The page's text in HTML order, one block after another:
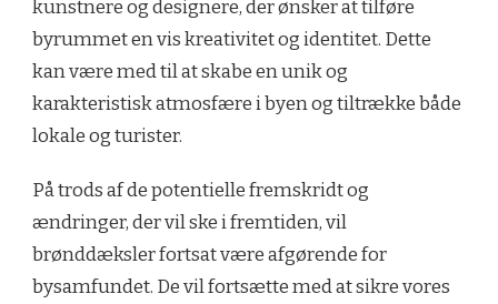
kunstnere og designere, der ønsker at tilføre
byrummet en vis kreativitet og identitet. Dette
kan være med til at skabe en unik og
karakteristisk atmosfære i byen og tiltrække både
lokale og turister.
På trods af de potentielle fremskridt og
ændringer, der vil ske i fremtiden, vil
brønddæksler fortsat være afgørende for
bysamfundet. De vil fortsætte med at sikre vores